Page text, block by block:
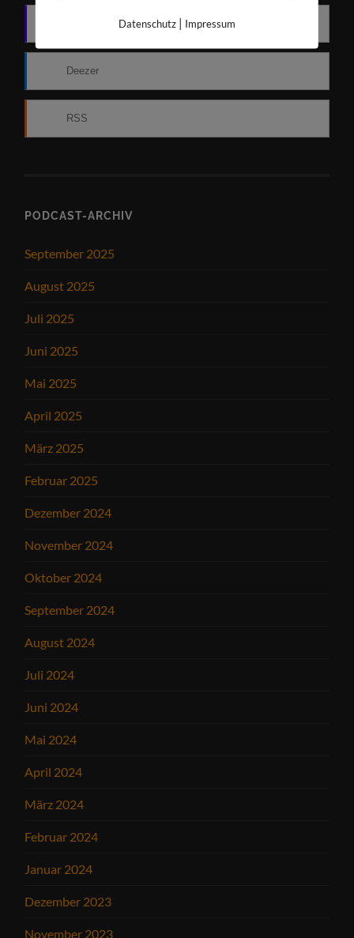
Amazon Music
Deezer
RSS
PODCAST-ARCHIV
September 2025
August 2025
Juli 2025
Juni 2025
Mai 2025
April 2025
März 2025
Februar 2025
Dezember 2024
November 2024
Oktober 2024
September 2024
August 2024
Juli 2024
Juni 2024
Mai 2024
April 2024
März 2024
Februar 2024
Januar 2024
Dezember 2023
November 2023
Datenschutz| Impressum